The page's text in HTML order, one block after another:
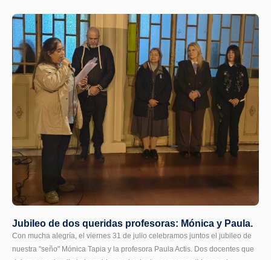
Jubileo de dos queridas profesoras: Mónica y Paula.
Con mucha alegría, el viernes 31 de julio celebramos juntos el jubileo de
nuestra "seño" Mónica Tapia y la profesora Paula Actis. Dos docentes que